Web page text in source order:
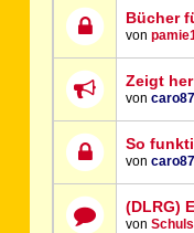
Bücher
von
Zeigt
voncaro87
So
voncaro87
(DLRG)
von